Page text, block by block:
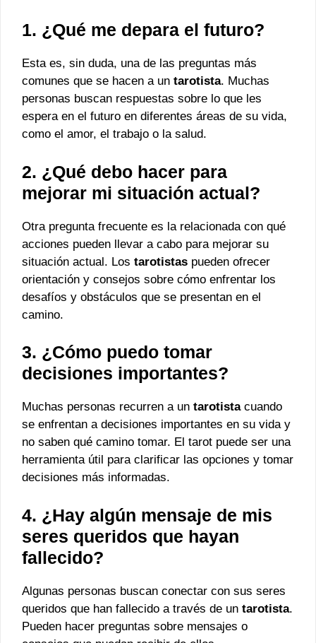
1. ¿Qué me depara el futuro?
Esta es, sin duda, una de las preguntas más
comunes que se hacen a un tarotista. Muchas
personas buscan respuestas sobre lo que les
espera en el futuro en diferentes áreas de su vida,
como el amor, el trabajo o la salud.
2. ¿Qué debo hacer para
mejorar mi situación actual?
Otra pregunta frecuente es la relacionada con qué
acciones pueden llevar a cabo para mejorar su
situación actual. Los tarotistas pueden ofrecer
orientación y consejos sobre cómo enfrentar los
desafíos y obstáculos que se presentan en el
camino.
3. ¿Cómo puedo tomar
decisiones importantes?
Muchas personas recurren a un tarotistacuando
se enfrentan a decisiones importantes en su vida y
no saben qué camino tomar. El tarot puede ser una
herramienta útil para clarificar las opciones y tomar
decisiones más informadas.
4. ¿Hay algún mensaje de mis
seres queridos que hayan
fallecido?
Algunas personas buscan conectar con sus seres
queridos que han fallecido a través de un tarotista.
Pueden hacer preguntas sobre mensajes o